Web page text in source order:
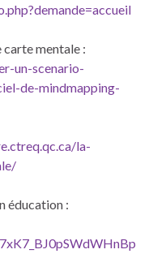
carte mentale :
un-scenario-
de-mindmapping-
la-
éducation :